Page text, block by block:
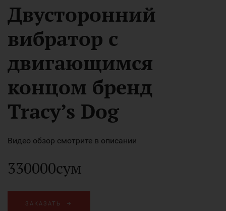
Двусторонний
вибратор с
двигающимся
концом бренд
Tracy’s Dog
Видео обзор смотрите в описании
330000сум
ЗАКАЗАТЬ